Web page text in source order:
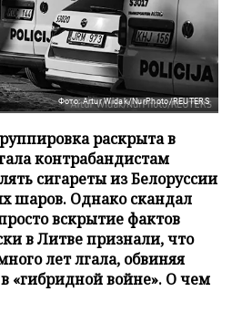
Фото: Artur Widak/NurPhoto/REUTERS
раскрыта в
контрабандистам
сигареты из Белоруссии
шаров. Однако скандал
вскрытие фактов
в Литве признали, что
лет лгала, обвиняя
«гибридной войне». О чем